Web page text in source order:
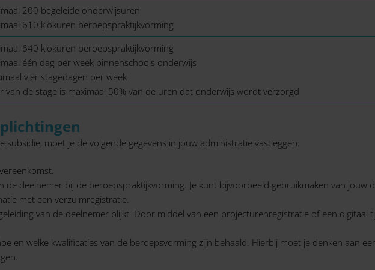
200 begeleide onderwijsuren
610 klokuren beroepspraktijkvorming
640 klokuren beroepspraktijkvorming
één dag per week binnenschools onderwijs
vier stagedagen per week
van de stage is maximaal 50% van de uren dat onderwijs wordt verzorgd
subsidie, moet je de volgende gegevens in jouw administratie vastleggen:
de deelnemer bij de beroepspraktijkvorming. Je kunt bijvoorbeeld gebruikmaken van jouw
met een verzuimregistratie.
van de deelnemer blijkt. Door middel van een projecturenregistratie of een digitaal
en welke kwalificaties van de beroepsvorming zijn behaald. Hierbij moet je denken aan